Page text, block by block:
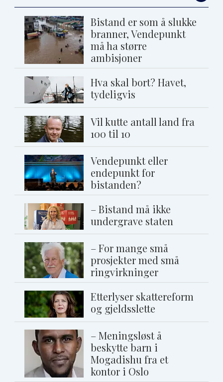
Bistand er som å slukke
branner, Vendepunkt
må ha større
ambisjoner
Hva skal bort? Havet,
tydeligvis
Vil kutte antall land fra
100 til 10
Vendepunkt eller
endepunkt for
bistanden?
– Bistand må ikke
undergrave staten
– For mange små
prosjekter med små
ringvirkninger
Etterlyser skattereform
og gjeldsslette
– Meningsløst å
beskytte barn i
Mogadishu fra et
kontor i Oslo